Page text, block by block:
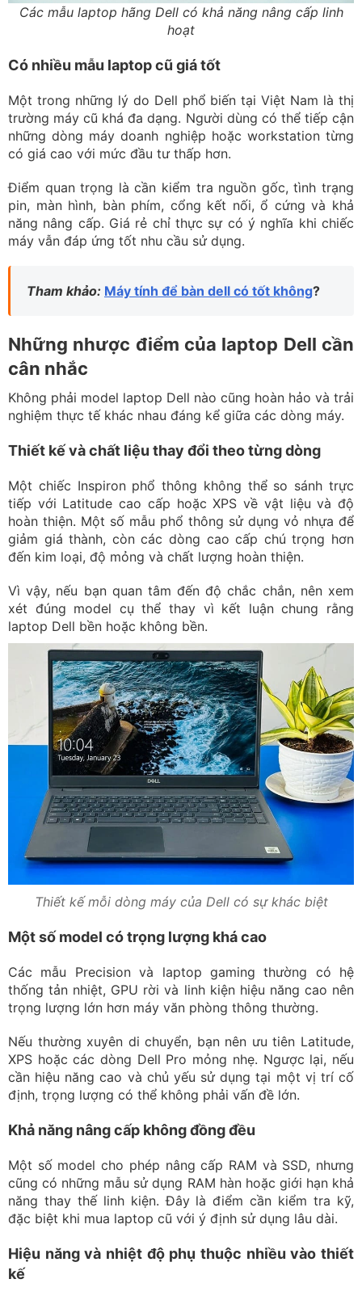
Các mẫu laptop hãng Dell có khả năng nâng cấp linh
hoạt
Có nhiều mẫu laptop cũ giá tốt
Một trong những lý do Dell phổ biến tại Việt Nam là thị
trường máy cũ khá đa dạng. Người dùng có thể tiếp cận
những dòng máy doanh nghiệp hoặc workstation từng
có giá cao với mức đầu tư thấp hơn.
Điểm quan trọng là cần kiểm tra nguồn gốc, tình trạng
pin, màn hình, bàn phím, cổng kết nối, ổ cứng và khả
năng nâng cấp. Giá rẻ chỉ thực sự có ý nghĩa khi chiếc
máy vẫn đáp ứng tốt nhu cầu sử dụng.
Tham khảo: Máy tính để bàn dell có tốt không?
Những nhược điểm của laptop Dell cần
cân nhắc
Không phải model laptop Dell nào cũng hoàn hảo và trải
nghiệm thực tế khác nhau đáng kể giữa các dòng máy.
Thiết kế và chất liệu thay đổi theo từng dòng
Một chiếc Inspiron phổ thông không thể so sánh trực
tiếp với Latitude cao cấp hoặc XPS về vật liệu và độ
hoàn thiện. Một số mẫu phổ thông sử dụng vỏ nhựa để
giảm giá thành, còn các dòng cao cấp chú trọng hơn
đến kim loại, độ mỏng và chất lượng hoàn thiện.
Vì vậy, nếu bạn quan tâm đến độ chắc chắn, nên xem
xét đúng model cụ thể thay vì kết luận chung rằng
laptop Dell bền hoặc không bền.
Thiết kế mỗi dòng máy của Dell có sự khác biệt
Một số model có trọng lượng khá cao
Các mẫu Precision và laptop gaming thường có hệ
thống tản nhiệt, GPU rời và linh kiện hiệu năng cao nên
trọng lượng lớn hơn máy văn phòng thông thường.
Nếu thường xuyên di chuyển, bạn nên ưu tiên Latitude,
XPS hoặc các dòng Dell Pro mỏng nhẹ. Ngược lại, nếu
cần hiệu năng cao và chủ yếu sử dụng tại một vị trí cố
định, trọng lượng có thể không phải vấn đề lớn.
Khả năng nâng cấp không đồng đều
Một số model cho phép nâng cấp RAM và SSD, nhưng
cũng có những mẫu sử dụng RAM hàn hoặc giới hạn khả
năng thay thế linh kiện. Đây là điểm cần kiểm tra kỹ,
đặc biệt khi mua laptop cũ với ý định sử dụng lâu dài.
Hiệu năng và nhiệt độ phụ thuộc nhiều vào thiết
kế